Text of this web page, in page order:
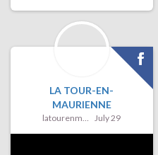
LA TOUR-EN-
MAURIENNE
latourenmaurienne July 29